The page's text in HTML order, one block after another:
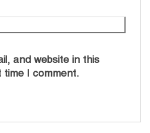
and website in this
I comment.